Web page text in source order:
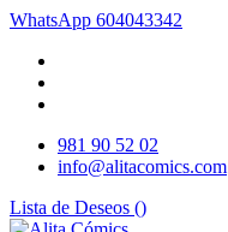
WhatsApp 604043342
981 90 52 02
info@alitacomics.com
Lista de Deseos ()